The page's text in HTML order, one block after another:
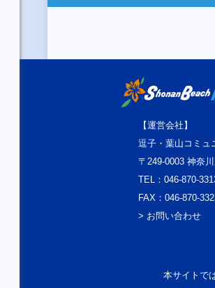
【運営会社】
逗子・葉山コミュ
〒249-0003 神奈
TEL：046-870-
FAX：046-870-
> お問い合わせ
本サイトで